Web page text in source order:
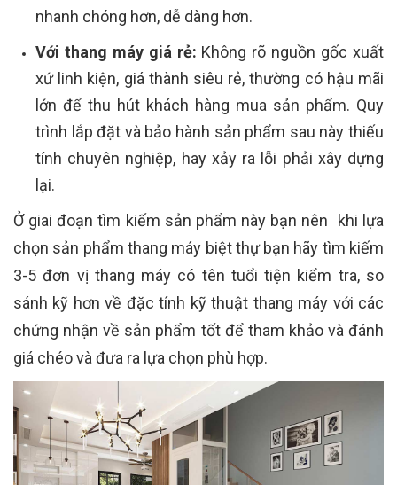
nhanh chóng hơn, dễ dàng hơn.
Với thang máy giá rẻ: Không rõ nguồn gốc xuất
xứ linh kiện, giá thành siêu rẻ, thường có hậu mãi
lớn để thu hút khách hàng mua sản phẩm. Quy
trình lắp đặt và bảo hành sản phẩm sau này thiếu
tính chuyên nghiệp, hay xảy ra lỗi phải xây dựng
lại.
Ở giai đoạn tìm kiếm sản phẩm này bạn nên khi lựa
chọn sản phẩm thang máy biệt thự bạn hãy tìm kiếm
3-5 đơn vị thang máy có tên tuổi tiện kiểm tra, so
sánh kỹ hơn về đặc tính kỹ thuật thang máy với các
chứng nhận về sản phẩm tốt để tham khảo và đánh
giá chéo và đưa ra lựa chọn phù hợp.